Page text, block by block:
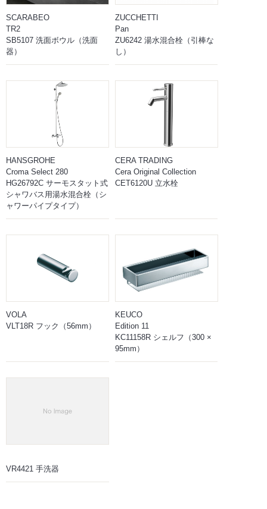
SCARABEO
TR2
SB5107 洗面ボウル（洗面
器）
ZUCCHETTI
Pan
ZU6242 湯水混合栓（引棒な
し）
HANSGROHE
Croma Select 280
HG26792C サーモスタット式
シャワバス用湯水混合栓（シ
ャワーパイプタイプ）
CERA TRADING
Cera Original Collection
CET6120U 立水栓
VOLA
VLT18R フック（56mm）
KEUCO
Edition 11
KC11158R シェルフ（300 ×
95mm）
VR4421 手洗器